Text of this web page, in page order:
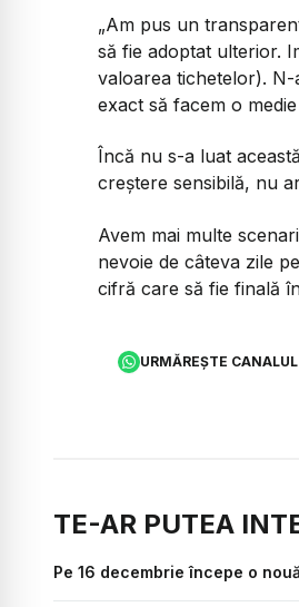
„Am pus un
să fie adoptat ulterior.
valoarea tichetelor).
exact să facem o
Încă nu s-a luat
creștere sensibilă, nu
Avem mai multe
nevoie de câteva zile
cifră care să fie finală
URMĂREȘTE
TE-AR PUTEA
Pe 16 decembrie începe o